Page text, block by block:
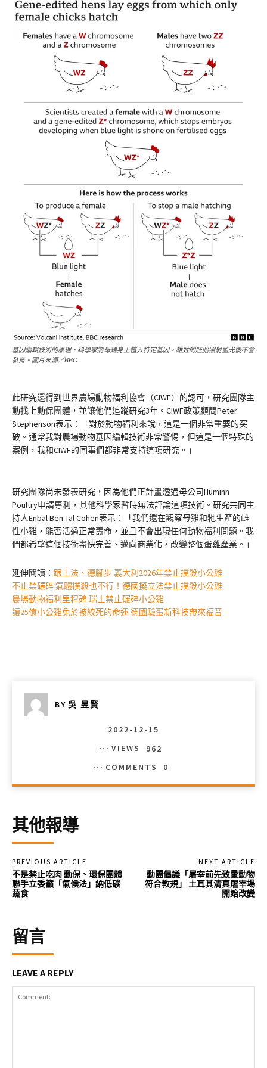
基因編輯技術的原理，科學家將母雞身上植入特定基因，雄姓的胚胎照射藍光後不會
發育。圖片來源／BBC
此研究還得到世界農場動物福利協會（CIWF）的認可，研究團隊主
動找上動保團體，並讓他們追蹤研究3年。CIWF政策顧問Peter
Stephenson表示：「對於動物福利來說，這是一個非常重要的突
破。通常我對農場動物基因編輯技術非常警惕，但這是一個特殊的
案例，我和CIWF的同事們都非常支持這項研究。」
研究團隊尚未發表研究，因為他們正計畫透過母公司Huminn
Poultry申請專利，其他科學家暫時無法評論這項技術。研究共同主
持人Enbal Ben-Tal Cohen表示：「我們還在觀察母雞和牠生產的雌
性小雞，能否活過正常壽命，並且不會出現任何動物福利問題。我
們都希望這個技術盡快完善、邁向商業化，改變整個蛋雞產業。」
延伸閱讀： 跟上法、德腳步 義大利2026年禁止撲殺小公雞
不止禁碾碎 氣體撲殺也不行！德國擬立法禁止撲殺小公雞
農場動物福利里程碑 瑞士禁止碾碎小公雞
讓25億小公雞免於被絞死的命運 德國驗蛋新科技帶來福音
BY 吳 昱賢
2022-12-15
VIEWS
962
COMMENTS
0
其他報導
PREVIOUS ARTICLE
不是禁止吃肉 動保、環保團體
聯手立委籲「氣候法」納低碳
蔬食
NEXT ARTICLE
動團倡議「屠宰前先致暈動物
符合教規」 土耳其清真屠宰場
開始改變
留言
LEAVE A REPLY